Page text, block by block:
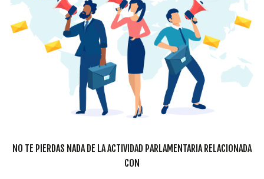
NO TE PIERDAS NADA DE LA ACTIVIDAD PARLAMENTARIA RELACIONADA
CON